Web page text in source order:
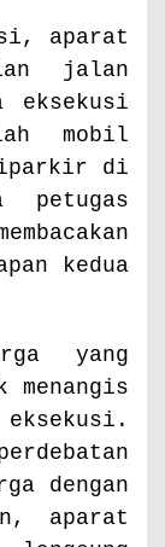
aparat
jalan
eksekusi
mobil
di
petugas
kedua
yang
menangis
dengan
aparat